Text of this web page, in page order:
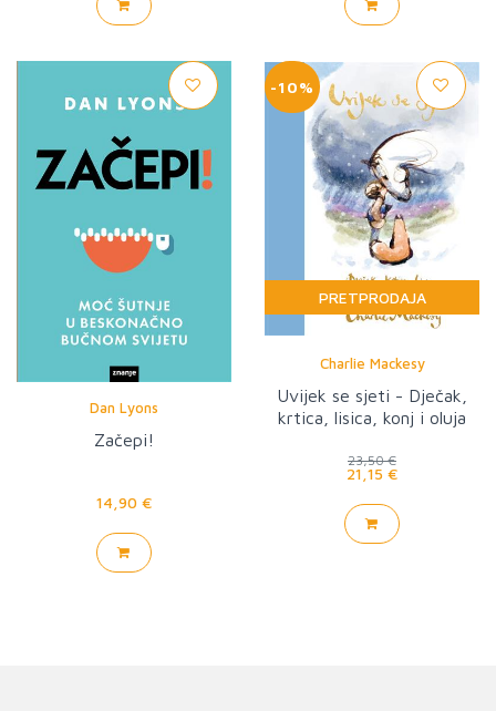
Dan Lyons
Začepi!
14,90 €
-10%
PRETPRODAJA
Charlie Mackesy
Uvijek se sjeti - Dječak,
krtica, lisica, konj i oluja
23,50 €
21,15 €